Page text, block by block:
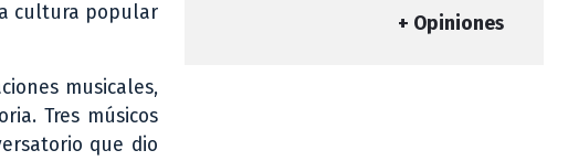
cultura popular
musicales,
Tres músicos
que dio
+ Opiniones